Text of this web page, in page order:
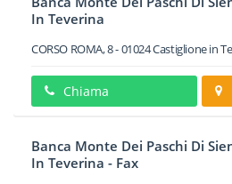
In Teverina
CORSO ROMA, 8-01024Castiglione in
Chiama
Banca Monte Dei Paschi Di
In Teverina - Fax